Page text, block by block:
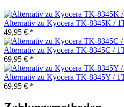
Alternativ zu Kyocera TK-8345K /
49,95 € *
Alternativ zu Kyocera TK-8345C /
69,95 € *
Alternativ zu Kyocera TK-8345Y /
69,95 € *